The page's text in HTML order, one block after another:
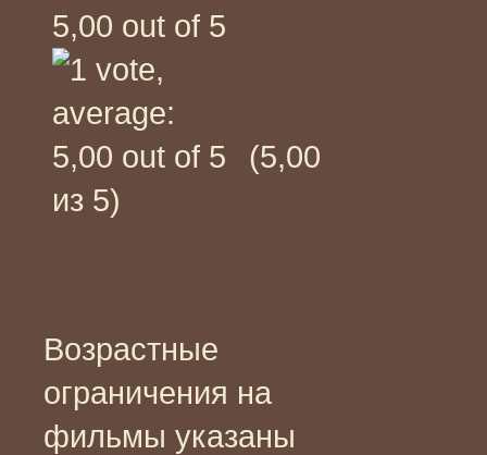
(5,00
из 5)
Возрастные
ограничения на
фильмы указаны